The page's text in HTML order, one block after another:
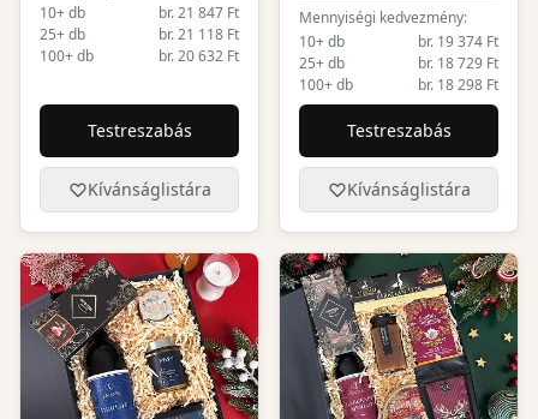
10+ db
br. 21 847 Ft
25+ db
br. 21 118 Ft
100+ db
br. 20 632 Ft
Testreszabás
Kívánságlistára
Mennyiségi kedvezmény:
10+ db
br. 19 374 Ft
25+ db
br. 18 729 Ft
100+ db
br. 18 298 Ft
Testreszabás
Kívánságlistára